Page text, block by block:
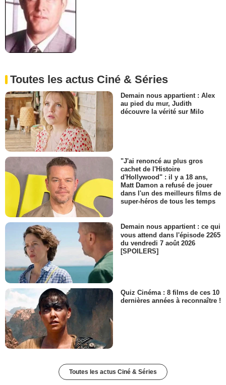
Toutes les actus Ciné & Séries
Demain nous appartient : Alex
au pied du mur, Judith
découvre la vérité sur Milo
"J'ai renoncé au plus gros
cachet de l'Histoire
d'Hollywood" : il y a 18 ans,
Matt Damon a refusé de jouer
dans l'un des meilleurs films de
super-héros de tous les temps
Demain nous appartient : ce qui
vous attend dans l'épisode 2265
du vendredi 7 août 2026
[SPOILERS]
Quiz Cinéma : 8 films de ces 10
dernières années à reconnaître !
Toutes les actus Ciné & Séries